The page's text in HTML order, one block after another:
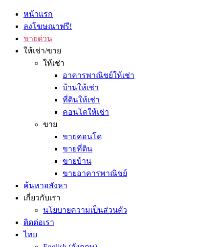
หน้าแรก
ลงโฆษณาฟรี!
ขายด่วน
ให้เช่า/ขาย
ให้เช่า
อาคารพาณิชย์ให้เช่า
บ้านให้เช่า
ที่ดินให้เช่า
คอนโดให้เช่า
ขาย
ขายคอนโด
ขายที่ดิน
ขายบ้าน
ขายอาคารพาณิชย์
ค้นหาอสังหา
เกี่ยวกับเรา
นโยบายความเป็นส่วนตัว
ติดต่อเรา
ไทย